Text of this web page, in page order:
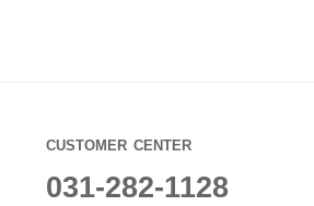
CUSTOMER CENTER
031-282-1128